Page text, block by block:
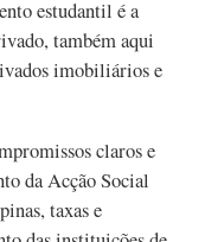
estudantil é a
também aqui
imobiliários e
claros e
da Acção Social
taxas e